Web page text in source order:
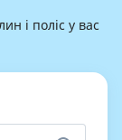
і поліс у вас